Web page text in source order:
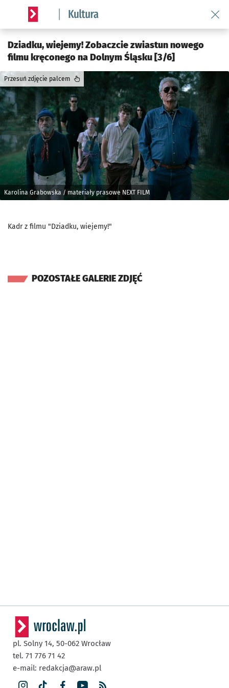
Serwis informacyjny wroclaw.pl podserwis: Kultura
Dziadku, wiejemy! Zobaczcie zwiastun nowego
filmu kręconego na Dolnym Śląsku [3/6]
Karolina Grabowska / materiały prasowe NEXT FILM
Przesuń zdjęcie palcem
Kadr z filmu "Dziadku, wiejemy!"
POZOSTAŁE GALERIE ZDJĘĆ
pl. Solny 14, 50-062 Wrocław
tel. 71 776 71 42
e-mail: redakcja@araw.pl